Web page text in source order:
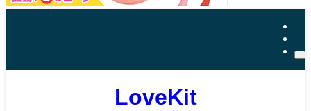
LoveKit